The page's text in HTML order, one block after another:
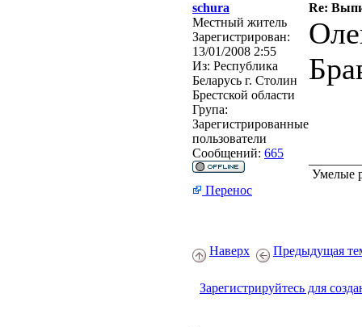
schura
Re:
Местный житель
Зарегистрирован:
13/01/2008 2:55
Из: Республика
Беларусь г. Столин
Брестской области
Група:
Зарегистрированные
пользователи
Сообщений: 665
Умелые
Перенос
Наверх Предыдущая
Зарегистрируйтесь для